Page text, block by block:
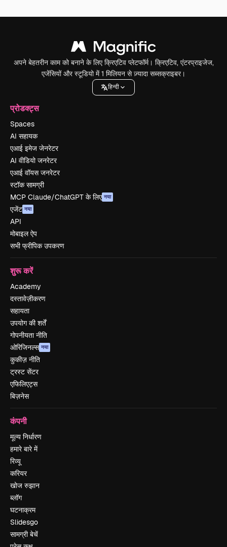
अपने बेहतरीन काम को बनाने के लिए क्रिएटिव प्लेटफॉर्म। क्रिएटिव, एंटरप्राइजेज,
एजेंसियों और स्टूडियो में 1 मिलियन से ज़्यादा सब्सक्राइबर।
हिन्दी
प्रोडक्ट्स
Spaces
AI सहायक
एआई इमेज जेनरेटर
AI वीडियो जनरेटर
एआई वॉयस जनरेटर
स्टॉक सामग्री
MCP Claude/ChatGPT के लिए नया
एजेंट नया
API
मोबाइल ऐप
सभी फ्रीपिक उपकरण
शुरू करें
Academy
दस्तावेज़ीकरण
सहायता
उपयोग की शर्तें
गोपनीयता नीति
ओरिजिनल्स नया
कुकीज़ नीति
ट्रस्ट सेंटर
एफिलिएट्स
बिज़नेस
कंपनी
मूल्य निर्धारण
हमारे बारे में
रिव्यू
करियर
खोज रुझान
ब्लॉग
घटनाक्रम
Slidesgo
सामग्री बेचें